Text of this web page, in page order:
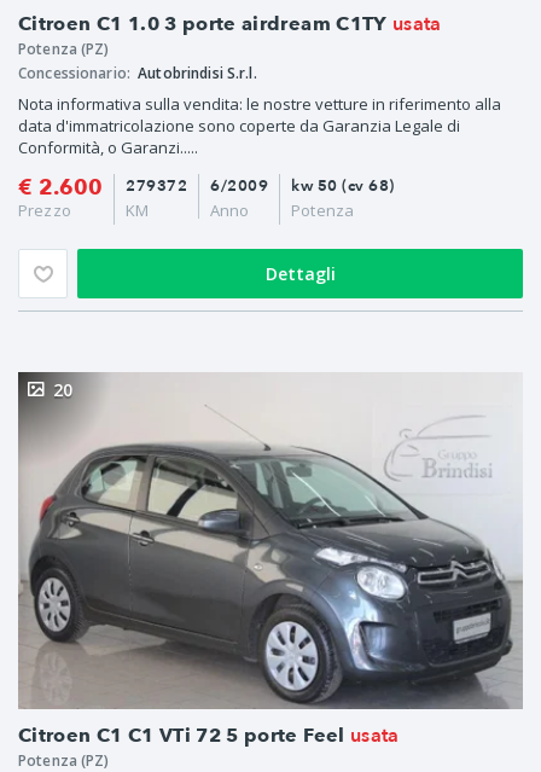
Citroen C1 1.0 3 porte airdream C1TY usata
Potenza (PZ)
Concessionario: Autobrindisi S.r.l.
Nota informativa sulla vendita: le nostre vetture in riferimento alla
data d'immatricolazione sono coperte da Garanzia Legale di
Conformità, o Garanzi.....
€ 2.600
Prezzo
6/2009
Anno
279372
KM
kw 50 (cv 68)
Potenza
Dettagli
Citroen C1 C1 VTi 72 5 porte Feel usata
20
Potenza (PZ)